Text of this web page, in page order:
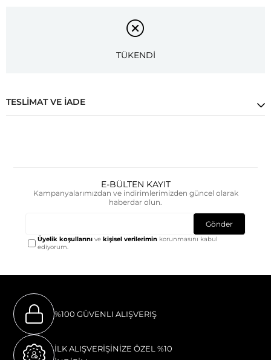
TÜKENDİ
TESLIMAT VE İADE
E-BÜLTEN KAYIT
Kampanyalarımızdan ve indirimlerimizden güncel olarak
haberdar olun.
Gönder
Üyelik koşullarını vekişisel verilerimin korunmasını kabul
ediyorum.
%100 GÜVENLI ALIŞVERIŞ
İLK ALIŞVERİŞİNİZE ÖZEL %10